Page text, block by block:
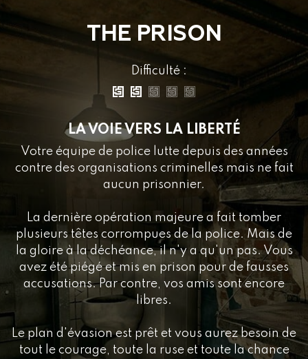
THE PRISON
Difficulté :
LA VOIE VERS LA LIBERTÉ
Votre équipe de police lutte depuis des années
contre des organisations criminelles mais ne fait
aucun prisonnier.
La dernière opération majeure a fait tomber
plusieurs têtes corrompues de la police. Mais de
la gloire à la déchéance, il n'y a qu'un pas. Vous
avez été piégé et mis en prison pour de fausses
accusations. Par contre, vos amis sont encore
libres.
Le plan d'évasion est prêt et vous aurez besoin de
tout le courage, toute la ruse et toute la chance